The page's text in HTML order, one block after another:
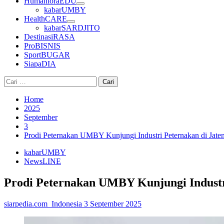
kabarUMBY
HealthCARE
kabarSARDJITO
DestinasiRASA
ProBISNIS
SportBUGAR
SiapaDIA
Cari
untuk:
Home
2025
September
3
Prodi Peternakan UMBY Kunjungi Industri Peternakan di
kabarUMBY
NewsLINE
Prodi Peternakan UMBY Kunjungi
siarpedia.com_Indonesia 3 September 2025